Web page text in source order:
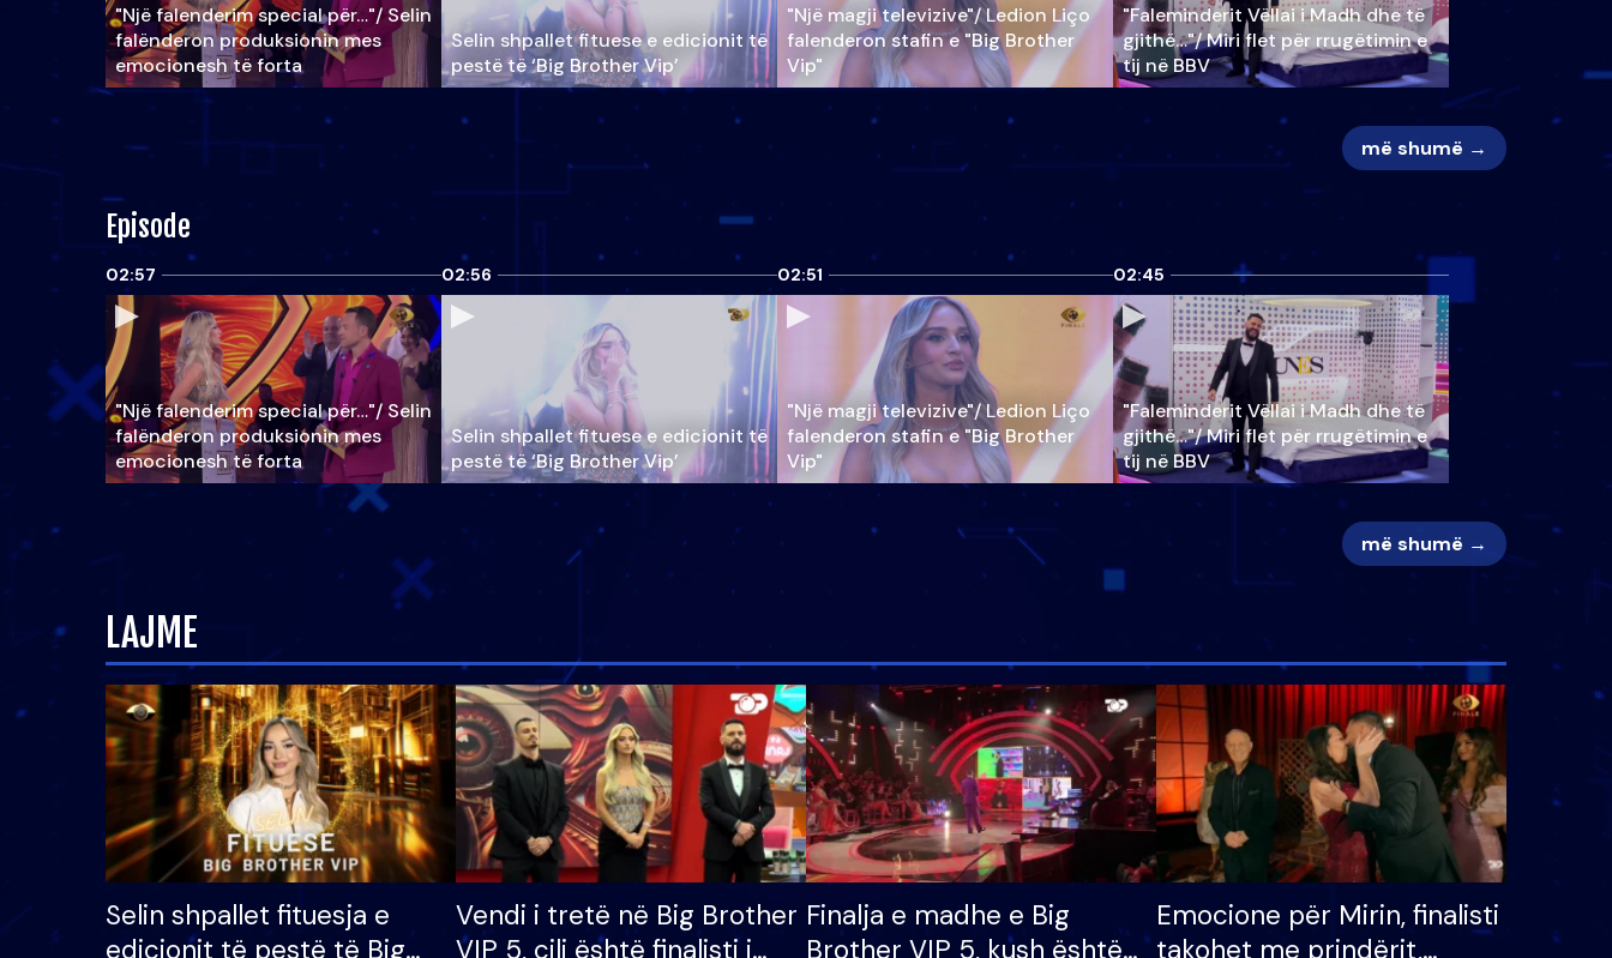
"Një falenderim special për…"/ Selin
falënderon produksionin mes
emocionesh të forta
Selin shpallet fituese e edicionit të
pestë të ‘Big Brother Vip’
"Një magji televizive"/ Ledion Liço
falenderon stafin e "Big Brother
Vip"
"Faleminderit Vëllai i Madh dhe të
gjithë…"/ Miri flet për rrugëtimin e
tij në BBV
më shumë →
Episode
02:57
"Një falenderim special për…"/ Selin
falënderon produksionin mes
emocionesh të forta
02:56
Selin shpallet fituese e edicionit të
pestë të ‘Big Brother Vip’
02:51
"Një magji televizive"/ Ledion Liço
falenderon stafin e "Big Brother
Vip"
02:45
"Faleminderit Vëllai i Madh dhe të
gjithë…"/ Miri flet për rrugëtimin e
tij në BBV
më shumë →
LAJME
Selin shpallet fituesja e
edicionit të pestë të Big
Vendi i tretë në Big Brother
VIP 5, cili është finalisti i
Finalja e madhe e Big
Brother VIP 5, kush është
Emocione për Mirin, finalisti
takohet me prindërit,